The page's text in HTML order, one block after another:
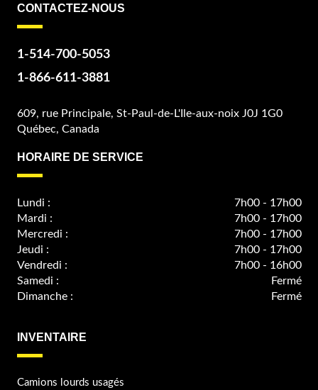
CONTACTEZ-NOUS
1-514-700-5053
1-866-611-3881
609, rue Principale, St-Paul-de-L'Ile-aux-noix J0J 1G0
Québec, Canada
HORAIRE DE SERVICE
Lundi :
7h00 - 17h00
Mardi :
7h00 - 17h00
Mercredi :
7h00 - 17h00
Jeudi :
7h00 - 17h00
Vendredi :
7h00 - 16h00
Samedi :
Fermé
Dimanche :
Fermé
INVENTAIRE
Camions lourds usagés